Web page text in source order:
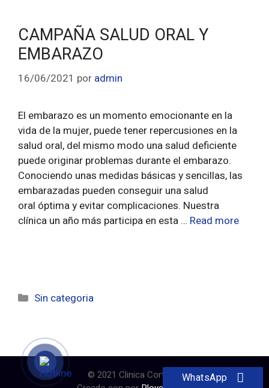
CAMPAÑA SALUD ORAL Y
EMBARAZO
16/06/2021 por admin
El embarazo es un momento emocionante en la
vida de la mujer, puede tener repercusiones en la
salud oral, del mismo modo una salud deficiente
puede originar problemas durante el embarazo.
Conociendo unas medidas básicas y sencillas, las
embarazadas pueden conseguir una salud
oral óptima y evitar complicaciones. Nuestra
clínica un año más participa en esta … Read more
Sin categoria
© 2021 Clinica Cortazar WhatsApp